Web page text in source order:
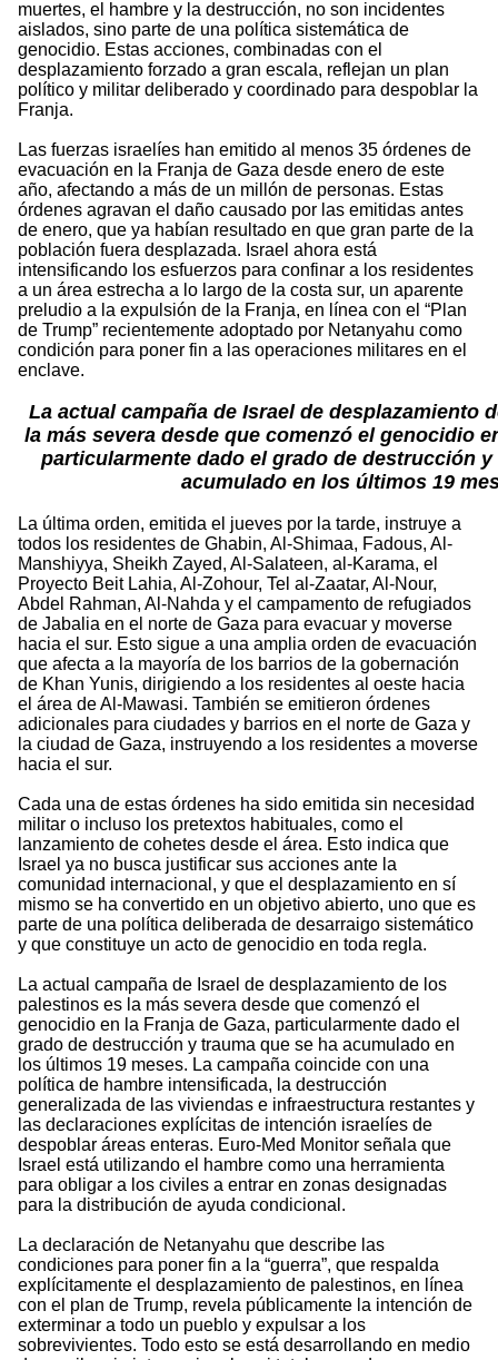
muertes, el hambre y la destrucción, no son incidentes
aislados, sino parte de una política sistemática de
genocidio. Estas acciones, combinadas con el
desplazamiento forzado a gran escala, reflejan un plan
político y militar deliberado y coordinado para despoblar la
Franja.
Las fuerzas israelíes han emitido al menos 35 órdenes de
evacuación en la Franja de Gaza desde enero de este
año, afectando a más de un millón de personas. Estas
órdenes agravan el daño causado por las emitidas antes
de enero, que ya habían resultado en que gran parte de la
población fuera desplazada. Israel ahora está
intensificando los esfuerzos para confinar a los residentes
a un área estrecha a lo largo de la costa sur, un aparente
preludio a la expulsión de la Franja, en línea con el “Plan
de Trump” recientemente adoptado por Netanyahu como
condición para poner fin a las operaciones militares en el
enclave.
La actual campaña de Israel de desplazamiento
la más severa desde que comenzó el genocidio
particularmente dado el grado de destrucción y
acumulado en los últimos 19
La última orden, emitida el jueves por la tarde, instruye a
todos los residentes de Ghabin, Al-Shimaa, Fadous, Al-
Manshiyya, Sheikh Zayed, Al-Salateen, al-Karama, el
Proyecto Beit Lahia, Al-Zohour, Tel al-Zaatar, Al-Nour,
Abdel Rahman, Al-Nahda y el campamento de refugiados
de Jabalia en el norte de Gaza para evacuar y moverse
hacia el sur. Esto sigue a una amplia orden de evacuación
que afecta a la mayoría de los barrios de la gobernación
de Khan Yunis, dirigiendo a los residentes al oeste hacia
el área de Al-Mawasi. También se emitieron órdenes
adicionales para ciudades y barrios en el norte de Gaza y
la ciudad de Gaza, instruyendo a los residentes a moverse
hacia el sur.
Cada una de estas órdenes ha sido emitida sin necesidad
militar o incluso los pretextos habituales, como el
lanzamiento de cohetes desde el área. Esto indica que
Israel ya no busca justificar sus acciones ante la
comunidad internacional, y que el desplazamiento en sí
mismo se ha convertido en un objetivo abierto, uno que es
parte de una política deliberada de desarraigo sistemático
y que constituye un acto de genocidio en toda regla.
La actual campaña de Israel de desplazamiento de los
palestinos es la más severa desde que comenzó el
genocidio en la Franja de Gaza, particularmente dado el
grado de destrucción y trauma que se ha acumulado en
los últimos 19 meses. La campaña coincide con una
política de hambre intensificada, la destrucción
generalizada de las viviendas e infraestructura restantes y
las declaraciones explícitas de intención israelíes de
despoblar áreas enteras. Euro-Med Monitor señala que
Israel está utilizando el hambre como una herramienta
para obligar a los civiles a entrar en zonas designadas
para la distribución de ayuda condicional.
La declaración de Netanyahu que describe las
condiciones para poner fin a la “guerra”, que respalda
explícitamente el desplazamiento de palestinos, en línea
con el plan de Trump, revela públicamente la intención de
exterminar a todo un pueblo y expulsar a los
sobrevivientes. Todo esto se está desarrollando en medio